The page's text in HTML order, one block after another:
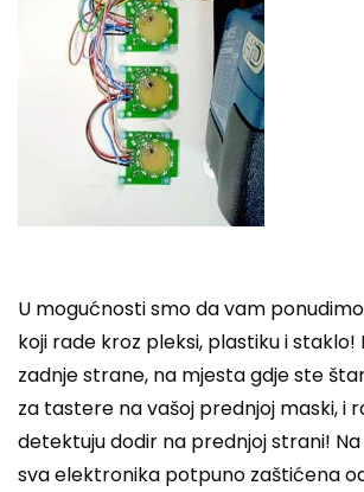
U mogućnosti smo da vam
koji rade kroz pleksi, plastiku i staklo!
zadnje strane, na mjesta gdje ste
za tastere na vašoj prednjoj maski, i
detektuju dodir na prednjoj strani!
sva elektronika potpuno zaštićena